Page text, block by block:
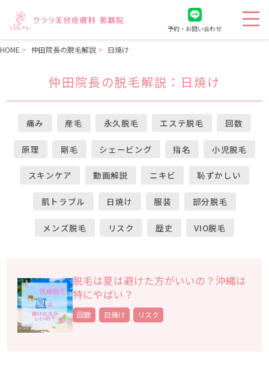
予約・お問い合わせ
HOME 仲田院長の脱毛解説 日焼け
仲田院長の脱毛解説 ：日焼け
痛み 産毛 永久脱毛 エステ脱毛 回数
原理 剛毛 シェービング 指名 小児脱毛
スキンケア 動画解説 ニキビ 恥ずかしい
肌トラブル 日焼け 服装 部分脱毛
メンズ脱毛 リスク 歴史 VIO脱毛
脱毛は夏は避けた方がいいの？沖縄は
特にやばい？
回数 日焼け リスク